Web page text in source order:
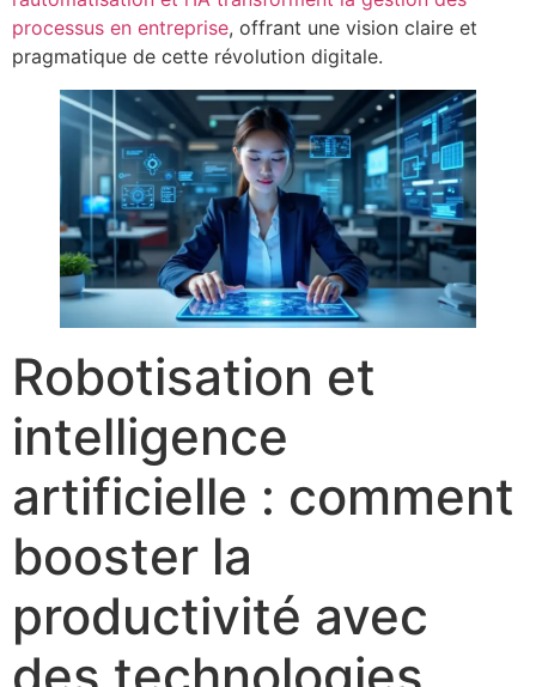
processus en entreprise, offrant une vision claire et
pragmatique de cette révolution digitale.
Robotisation et
intelligence
artificielle : comment
booster la
productivité avec